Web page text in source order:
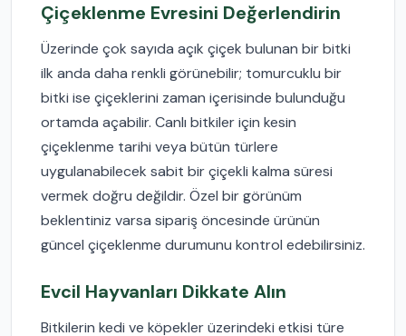
Çiçeklenme Evresini Değerlendirin
Üzerinde çok sayıda açık çiçek bulunan bir bitki
ilk anda daha renkli görünebilir; tomurcuklu bir
bitki ise çiçeklerini zaman içerisinde bulunduğu
ortamda açabilir. Canlı bitkiler için kesin
çiçeklenme tarihi veya bütün türlere
uygulanabilecek sabit bir çiçekli kalma süresi
vermek doğru değildir. Özel bir görünüm
beklentiniz varsa sipariş öncesinde ürünün
güncel çiçeklenme durumunu kontrol edebilirsiniz.
Evcil Hayvanları Dikkate Alın
Bitkilerin kedi ve köpekler üzerindeki etkisi türe